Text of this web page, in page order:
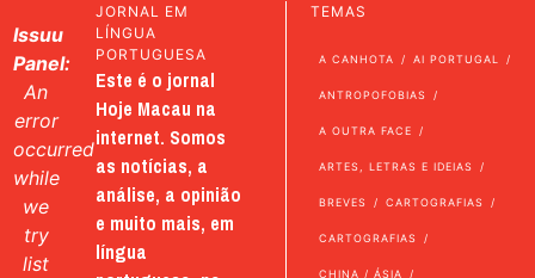
Issuu
Panel:
An
error
occurred
while
we
try
list
JORNAL EM
LÍNGUA
PORTUGUESA
Este é o jornal
Hoje Macau na
internet. Somos
as notícias, a
análise, a opinião
e muito mais, em
língua
TEMAS
A CANHOTA AI PORTUGAL
ANTROPOFOBIAS
A OUTRA FACE
ARTES, LETRAS E IDEIAS
BREVES CARTOGRAFIAS
CARTOGRAFIAS
CHINA / ÁSIA